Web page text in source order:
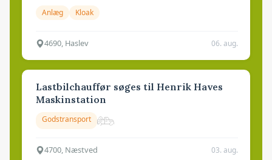
Anlæg Kloak
4690, Haslev 06. aug.
Lastbilchauffør søges til Henrik Haves
Maskinstation
Godstransport
4700, Næstved 03. aug.